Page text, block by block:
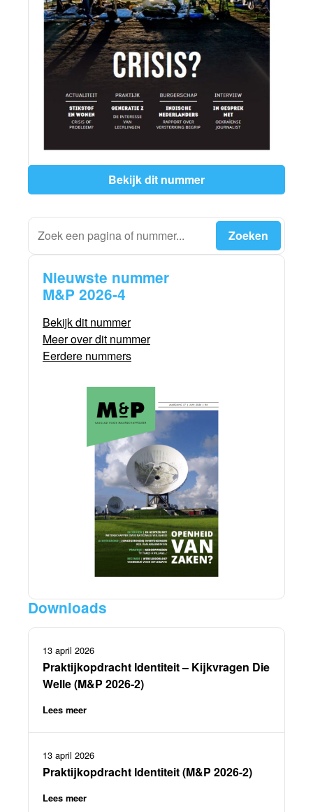
Bekijk dit nummer
Nieuwste nummer
M&P 2026-4
Bekijk dit nummer
Meer over dit nummer
Eerdere nummers
Downloads
13 april 2026
Praktijkopdracht Identiteit – Kijkvragen Die
Welle (M&P 2026-2)
Lees meer
13 april 2026
Praktijkopdracht Identiteit (M&P 2026-2)
Lees meer